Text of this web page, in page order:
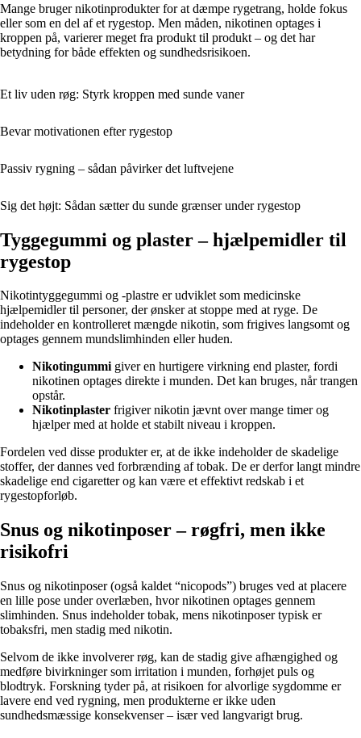
Mange bruger nikotinprodukter for at dæmpe rygetrang, holde fokus
eller som en del af et rygestop. Men måden, nikotinen optages i
kroppen på, varierer meget fra produkt til produkt – og det har
betydning for både effekten og sundhedsrisikoen.
Et liv uden røg: Styrk kroppen med sunde vaner
Bevar motivationen efter rygestop
Passiv rygning – sådan påvirker det luftvejene
Sig det højt: Sådan sætter du sunde grænser under rygestop
Tyggegummi og plaster – hjælpemidler til
rygestop
Nikotintyggegummi og -plastre er udviklet som medicinske
hjælpemidler til personer, der ønsker at stoppe med at ryge. De
indeholder en kontrolleret mængde nikotin, som frigives langsomt og
optages gennem mundslimhinden eller huden.
Nikotingummigiver en hurtigere virkning end plaster, fordi
nikotinen optages direkte i munden. Det kan bruges, når trangen
opstår.
Nikotinplaster frigiver nikotin jævnt over mange timer og
hjælper med at holde et stabilt niveau i kroppen.
Fordelen ved disse produkter er, at de ikke indeholder de skadelige
stoffer, der dannes ved forbrænding af tobak. De er derfor langt mindre
skadelige end cigaretter og kan være et effektivt redskab i et
rygestopforløb.
Snus og nikotinposer – røgfri, men ikke
risikofri
Snus og nikotinposer (også kaldet “nicopods”) bruges ved at placere
en lille pose under overlæben, hvor nikotinen optages gennem
slimhinden. Snus indeholder tobak, mens nikotinposer typisk er
tobaksfri, men stadig med nikotin.
Selvom de ikke involverer røg, kan de stadig give afhængighed og
medføre bivirkninger som irritation i munden, forhøjet puls og
blodtryk. Forskning tyder på, at risikoen for alvorlige sygdomme er
lavere end ved rygning, men produkterne er ikke uden
sundhedsmæssige konsekvenser – især ved langvarigt brug.